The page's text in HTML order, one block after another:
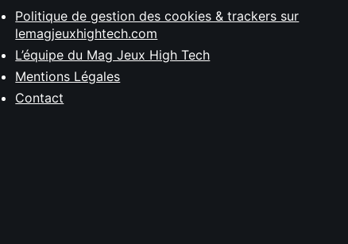
Politique de gestion des cookies & trackers sur
lemagjeuxhightech.com
L’équipe du Mag Jeux High Tech
Mentions Légales
Contact